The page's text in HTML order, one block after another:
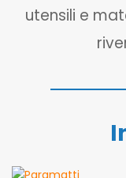
utensili e